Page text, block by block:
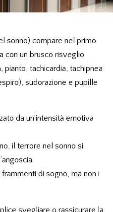
sonno) compare nel primo
con un brusco risveglio
tachicardia, tachipnea
sudorazione e pupille
da un’intensità emotiva
il terrore nel sonno si
di sogno, ma non i
svegliare o rassicurare la